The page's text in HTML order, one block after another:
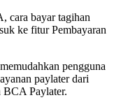
cara bayar tagihan
ke fitur Pembayaran
pengguna
paylater dari
BCA Paylater.